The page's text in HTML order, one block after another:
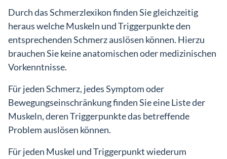
Durch das Schmerzlexikon finden Sie gleichzeitig
heraus welche Muskeln und Triggerpunkte den
entsprechenden Schmerz auslösen können. Hierzu
brauchen Sie keine anatomischen oder medizinischen
Vorkenntnisse.
Für jeden Schmerz, jedes Symptom oder
Bewegungseinschränkung finden Sie eine Liste der
Muskeln, deren Triggerpunkte das betreffende
Problem auslösen können.
Für jeden Muskel und Triggerpunkt wiederum